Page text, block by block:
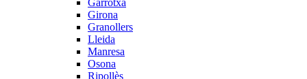
Girona
Granollers
Lleida
Manresa
Osona
Ripollès